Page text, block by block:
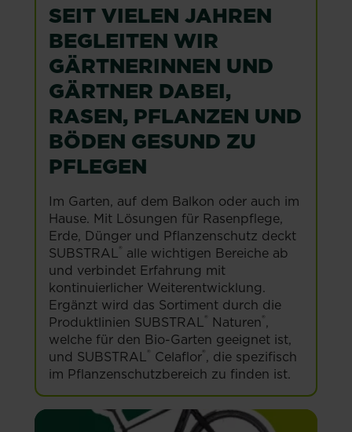
SEIT VIELEN JAHREN
BEGLEITEN WIR
GÄRTNERINNEN UND
GÄRTNER DABEI,
RASEN, PFLANZEN UND
BÖDEN GESUND ZU
PFLEGEN
Im Garten, auf dem Balkon oder auch im
Hause. Mit Lösungen für Rasenpflege,
Erde, Dünger und Pflanzenschutz deckt
SUBSTRAL® alle wichtigen Bereiche ab
und verbindet Erfahrung mit
kontinuierlicher Weiterentwicklung.
Ergänzt wird das Sortiment durch die
Produktlinien SUBSTRAL® Naturen®,
welche für den Bio-Garten geeignet ist,
und SUBSTRAL® Celaflor®, die spezifisch
im Pflanzenschutzbereich zu finden ist.